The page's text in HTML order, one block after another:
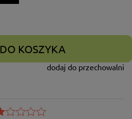
DO KOSZYKA
dodaj do przechowalni